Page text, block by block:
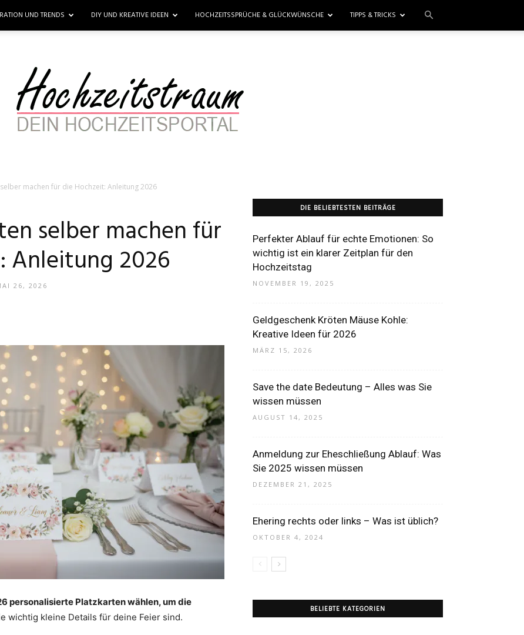
UND TRENDS DIY UND KREATIVE IDEEN HOCHZEITSSPRÜCHE & GLÜCKWÜNSCHE TIPPS & TRICKS
Dein
Portal
machen für die Hochzeit: Anleitung 2026
selber machen für
Anleitung 2026
26, 2026
personalisierte Platzkarten wählen, um die
wichtig kleine Details für deine Feier sind.
DIE BELIEBTESTEN BEITRÄGE
Perfekter Ablauf für echte Emotionen: So
wichtig ist ein klarer Zeitplan für den
Hochzeitstag
NOVEMBER 19, 2025
Geldgeschenk Kröten Mäuse Kohle:
Kreative Ideen für 2026
MÄRZ 15, 2026
Save the date Bedeutung – Alles was Sie
wissen müssen
AUGUST 14, 2025
Anmeldung zur Eheschließung Ablauf: Was
Sie 2025 wissen müssen
DEZEMBER 21, 2025
Ehering rechts oder links – Was ist üblich?
OKTOBER 4, 2024
BELIEBTE KATEGORIEN